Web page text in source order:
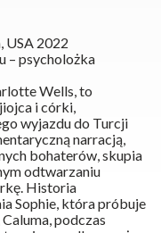
USA 2022
– psycholożka
Wells, to
i córki,
wyjazdu do Turcji
narracją,
bohaterów, skupia
odtwarzaniu
Historia
Sophie, która próbuje
podczas